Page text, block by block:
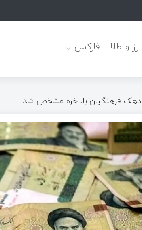
ارز و طلا فارکس
دهک فرهنگیان بالاخره مشخص شد